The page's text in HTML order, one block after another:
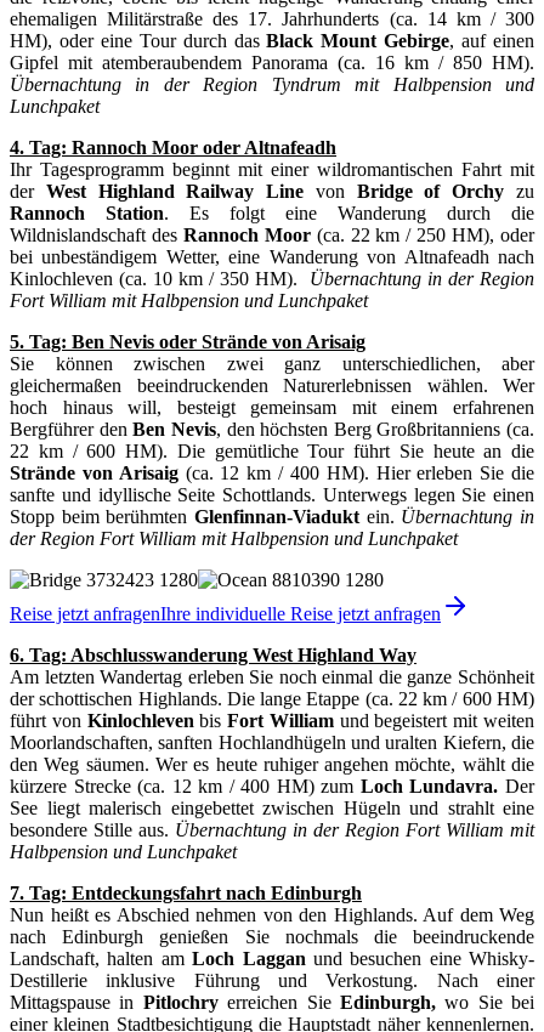
ehemaligen Militärstraße des 17. Jahrhunderts (ca. 14 km / 300
HM), oder eine Tour durch dasBlack Mount Gebirge, auf einen
Gipfel mit atemberaubendem Panorama (ca. 16 km / 850 HM).
Übernachtung in der Region Tyndrum mit Halbpension und
Lunchpaket
4. Tag: Rannoch Moor oder Altnafeadh
Ihr Tagesprogramm beginnt mit einer wildromantischen Fahrt mit
der West Highland Railway Line von Bridge of Orchy zu
Rannoch Station. Es folgt eine Wanderung durch die
Wildnislandschaft des Rannoch Moor(ca. 22 km / 250 HM), oder
bei unbeständigem Wetter, eine Wanderung von Altnafeadh nach
Kinlochleven (ca. 10 km / 350 HM). Übernachtung in der Region
Fort William mit Halbpension und Lunchpaket
5. Tag: Ben Nevis oder Strände von Arisaig
Sie können zwischen zwei ganz unterschiedlichen, aber
gleichermaßen beeindruckenden Naturerlebnissen wählen. Wer
hoch hinaus will, besteigt gemeinsam mit einem erfahrenen
Bergführer denBen Nevis, den höchsten Berg Großbritanniens (ca.
22 km / 600 HM). Die gemütliche Tour führt Sie heute an die
Strände von Arisaig(ca. 12 km / 400 HM). Hier erleben Sie die
sanfte und idyllische Seite Schottlands. Unterwegs legen Sie einen
Stopp beim berühmten Glenfinnan-Viadukt ein. Übernachtung in
der Region Fort William mit Halbpension und Lunchpaket
Reise jetzt anfragenIhre individuelle Reise jetzt anfragen
6. Tag: Abschlusswanderung West Highland Way
Am letzten Wandertag erleben Sie noch einmal die ganze Schönheit
der schottischen Highlands. Die lange Etappe (ca. 22 km / 600 HM)
führt von Kinlochleven bisFort Williamund begeistert mit weiten
Moorlandschaften, sanften Hochlandhügeln und uralten Kiefern, die
den Weg säumen. Wer es heute ruhiger angehen möchte, wählt die
kürzere Strecke (ca. 12 km / 400 HM) zum Loch Lundavra. Der
See liegt malerisch eingebettet zwischen Hügeln und strahlt eine
besondere Stille aus. Übernachtung in der Region Fort William mit
Halbpension und Lunchpaket
7. Tag: Entdeckungsfahrt nach Edinburgh
Nun heißt es Abschied nehmen von den Highlands. Auf dem Weg
nach Edinburgh genießen Sie nochmals die beeindruckende
Landschaft, halten amLoch Laggan und besuchen eine Whisky-
Destillerie inklusive Führung und Verkostung. Nach einer
Mittagspause in Pitlochryerreichen Sie Edinburgh,wo Sie bei
einer kleinen Stadtbesichtigung die Hauptstadt näher kennenlernen.